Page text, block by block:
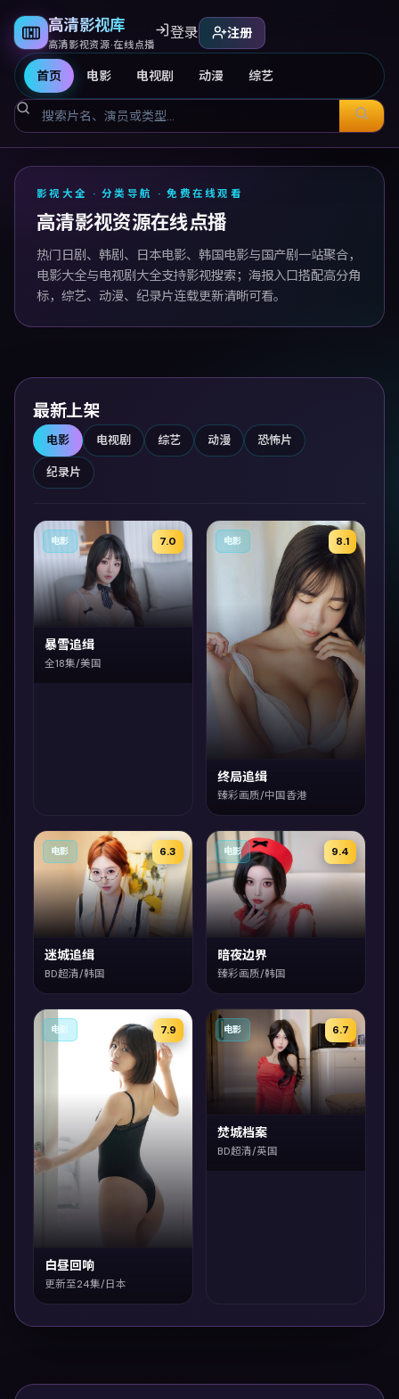
高清影视库
高清影视资源·在线点播
首页 电影 电视剧 动漫 综艺
登录 注册
高清影视库
影视大全 · 分类导航 · 免费在线观看
高清影视资源在线点播
热门日剧、韩剧、日本电影、韩国电影与国产剧一站聚合，
电影大全与电视剧大全支持影视搜索；海报入口搭配高分角
标，综艺、动漫、纪录片连载更新清晰可看。
最新上架
电影 电视剧 综艺 动漫 恐怖片
纪录片
7.0
电影
暴雪追缉
全18集/美国
8.1
电影
终局追缉
臻彩画质/中国香港
6.3
电影
迷城追缉
BD超清/韩国
9.4
电影
暗夜边界
臻彩画质/韩国
7.9
电影
白昼回响
更新至24集/日本
6.7
电影
焚城档案
BD超清/英国